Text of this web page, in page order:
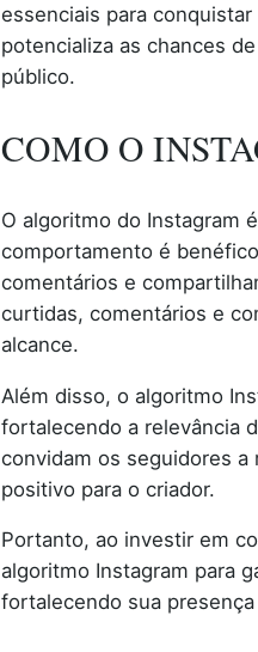
essenciais para
potencializa as chances
público.
COMO O
O algoritmo do Instagram
comportamento é
comentários e
curtidas, comentários e
alcance.
Além disso, o algoritmo
fortalecendo a relevância
convidam os seguidores a
positivo para o criador.
Portanto, ao investir em
algoritmo Instagram para
fortalecendo sua